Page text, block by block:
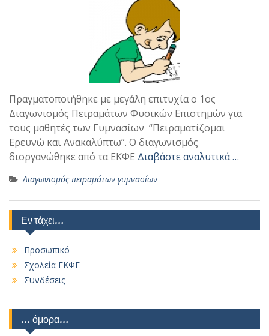
Πραγματοποιήθηκε με μεγάλη επιτυχία ο 1ος
Διαγωνισμός Πειραμάτων Φυσικών Επιστημών για
τους μαθητές των Γυμνασίων “Πειραματίζομαι
Ερευνώ και Ανακαλύπτω”. Ο διαγωνισμός
διοργανώθηκε από τα ΕΚΦΕ Διαβάστε αναλυτικά …
Διαγωνισμός πειραμάτων γυμνασίων
Εν τάχει…
Προσωπικό
Σχολεία ΕΚΦΕ
Συνδέσεις
… όμορα…